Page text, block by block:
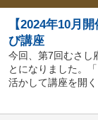
【2024年10月
び講座
今回、第7回むさし
とになりました。
活かして講座を開